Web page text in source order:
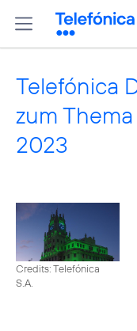
Telefónica
zum
2023
Credits: Telefónica
S.A.